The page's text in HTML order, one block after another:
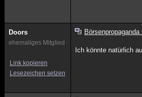
Doors
ehemaliges Mitglied
Link kopieren
Lesezeichen setzen
Ich könnte natürlich